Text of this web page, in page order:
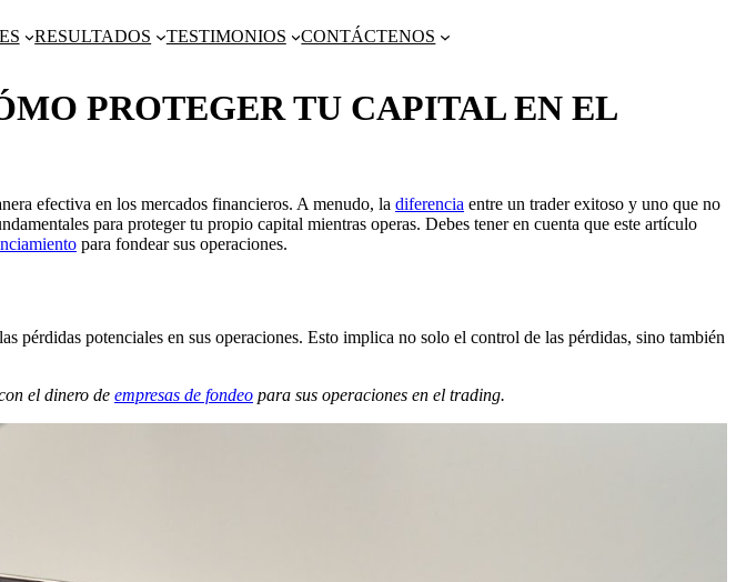
RESULTADOS TESTIMONIOS CONTÁCTENOS
PROTEGER TU CAPITAL EN EL
efectiva en los mercados financieros. A menudo, la diferencia entre un trader exitoso y uno que no
para proteger tu propio capital mientras operas. Debes tener en cuenta que este artículo
para fondear sus operaciones.
pérdidas potenciales en sus operaciones. Esto implica no solo el control de las pérdidas, sino también
el dinero de empresas de fondeo para sus operaciones en el trading.